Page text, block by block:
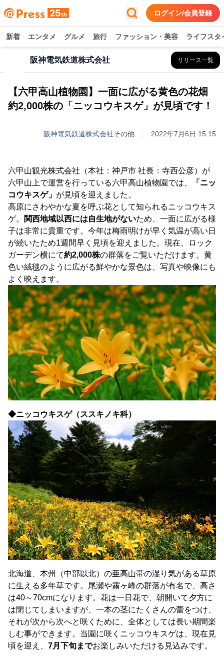
ログイン/会員登録
新着 エンタメ グルメ 旅行 ファッション・美容 ライフスタ
阪神電気鉄道株式会社 リリース一覧
【六甲高山植物園】一面に広がる黄色の花畑
約2,000株の「ニッコウキスゲ」が見頃です！
阪神電気鉄道株式会社その他 2022年7月6日 15:15
六甲山観光株式会社（本社：神戸市 社長：寺西公彦）が
六甲山上で運営を行っている六甲高山植物園では、
「ニッ
コウキスゲ」 が見頃を迎えました。
高原にさわやかな夏を呼ぶ花として知られるニッコウキス
ゲ。
関西地域以西には自生地がないため、一面に広がる様
子は非常に貴重です。今年は梅雨明けが早く気温が高い日
が続いたため1週間早く見頃を迎えました。現在、ロック
ガーデン横にて約2,000株の群落をご覧いただけます。黄
色い絨毯のように広がる鮮やかな景色は、写真や映像にも
よく映えます。
◆ニッコウキスゲ（ススキノキ科）
北海道、本州（中部以北）の亜高山帯の湿り気がある草原
に生える多年草です。尾瀬や霧ヶ峰の群落が有名で、高さ
は40～70cmになります。花は一日花で、朝開いて夕方に
は閉じてしまいますが、一本の茎にたくさんの蕾をつけ、
それが次から次へと咲くために、全体としては長い期間楽
しむ事ができます。当園に咲くニッコウキスゲは、現在見
頃を迎え、 7月下旬までお楽しみいただける見込みです。